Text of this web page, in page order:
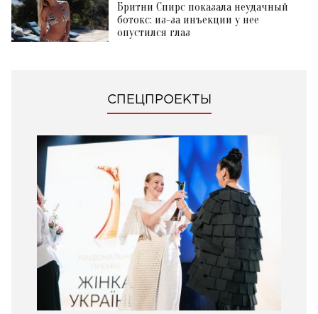
Бритни Спирс показала неудачный
ботокс: из-за инъекции у нее
опустился глаз
СПЕЦПРОЕКТЫ